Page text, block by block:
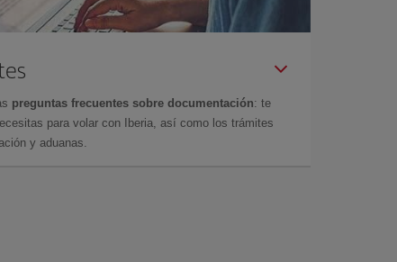
preguntas frecuentes sobre documentación: te
para volar con Iberia, así como los trámites
y aduanas.